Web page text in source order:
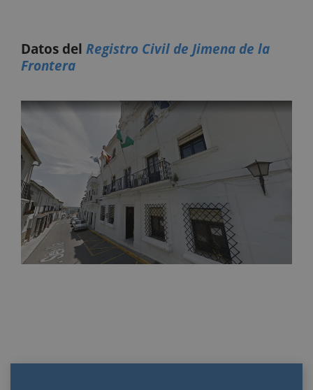
Datos del Registro Civil de Jimena de la
Frontera